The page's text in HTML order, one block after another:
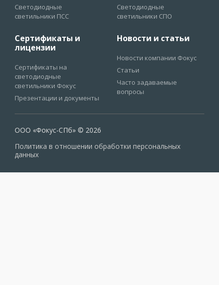
Светодиодные
светильники ПСС
Светодиодные
светильники СПО
Сертификаты и
лицензии
Сертификаты на
светодиодные
светильники Фокус
Презентации и документы
Новости и статьи
Новости компании Фокус
Статьи
Часто задаваемые
вопросы
ООО «Фокус-СПб» © 2026
Политика в отношении обработки персональных
данных